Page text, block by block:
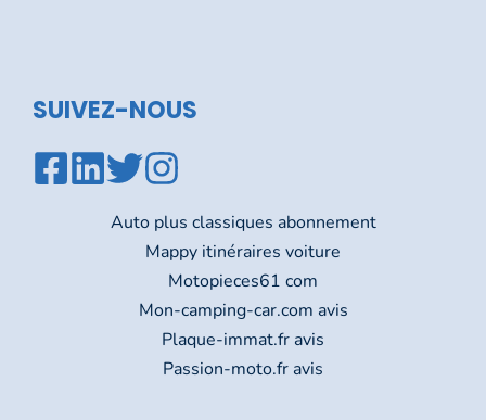
SUIVEZ-NOUS
Auto plus classiques abonnement
Mappy itinéraires voiture
Motopieces61 com
Mon-camping-car.com avis
Plaque-immat.fr avis
Passion-moto.fr avis